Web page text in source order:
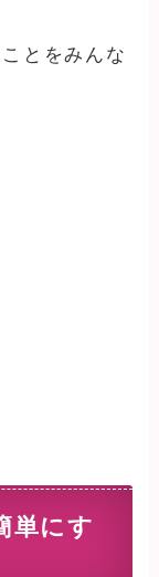
とをみんな
単にす